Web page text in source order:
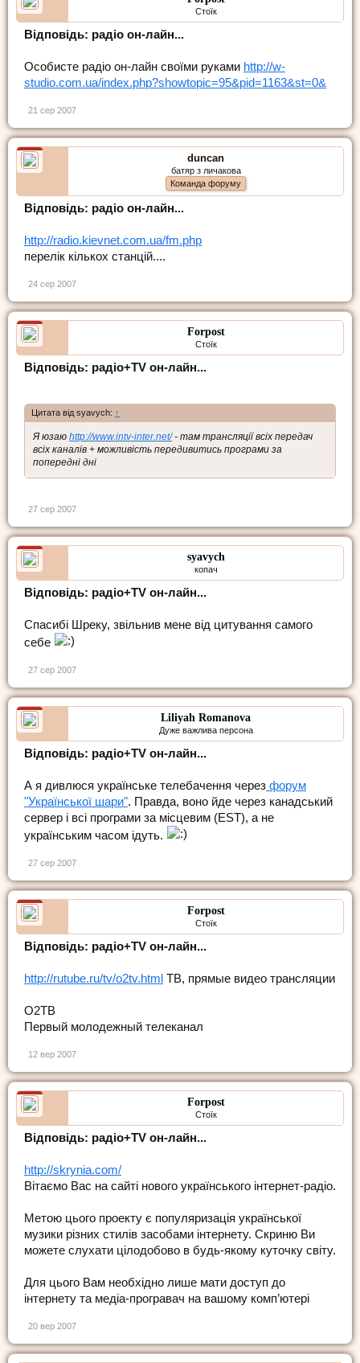
Стоїк
Відповідь: радіо он-лайн...
Особисте радіо он-лайн своїми руками http://w-
studio.com.ua/index.php?showtopic=95&pid=1163&st=0&
21 сер 2007
duncan
батяр з личакова
Команда форуму
Відповідь: радіо он-лайн...
http://radio.kievnet.com.ua/fm.php
перелік кількох станцій....
24 сер 2007
Forpost
Стоїк
Відповідь: радіо+TV он-лайн...
Цитата від syavych: ↑
Я юзаю http://www.intv-inter.net/- там трансляції всіх передач
всіх каналів + можливість передивитись програми за
попередні дні
27 сер 2007
syavych
копач
Відповідь: радіо+TV он-лайн...
Спасибі Шреку, звільнив мене від цитування самого
себе
27 сер 2007
Liliyah Romanova
Дуже важлива персона
Відповідь: радіо+TV он-лайн...
А я дивлюся українське телебачення через форум
"Української шари". Правда, воно йде через канадський
сервер і всі програми за місцевим (EST), а не
українським часом ідуть.
27 сер 2007
Forpost
Стоїк
Відповідь: радіо+TV он-лайн...
http://rutube.ru/tv/o2tv.html ТВ, прямые видео трансляции
О2ТВ
Первый молодежный телеканал
12 вер 2007
Forpost
Стоїк
Відповідь: радіо+TV он-лайн...
http://skrynia.com/
Вітаємо Вас на сайті нового українського інтернет-радіо.
Метою цього проекту є популяризація української
музики різних стилів засобами інтернету. Скриню Ви
можете слухати цілодобово в будь-якому куточку світу.
Для цього Вам необхідно лише мати доступ до
інтернету та медіа-програвач на вашому комп’ютері
20 вер 2007